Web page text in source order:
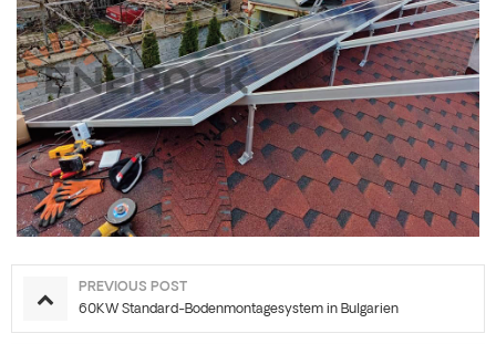
PREVIOUS POST
60KW Standard-Bodenmontagesystem in Bulgarien